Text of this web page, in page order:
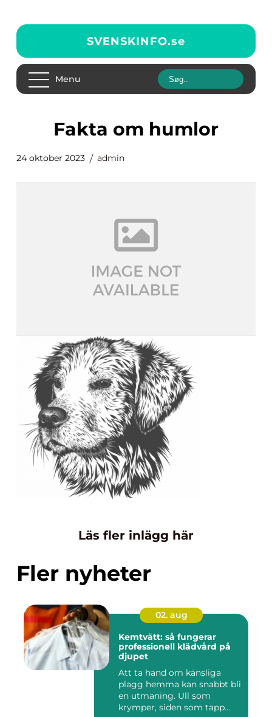
SVENSKINFO.se
Menu
fakta om humlor
24 oktober 2023 admin
Läs fler inlägg här
Fler nyheter
02. aug
Kemtvätt: så fungerar
professionell klädvård på
djupet
Att ta hand om känsliga
plagg hemma kan snabbt bli
en utmaning. Ull som
krymper, siden som tapp...